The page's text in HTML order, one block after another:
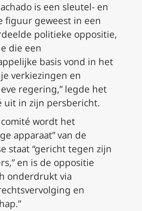
is een sleutel- en
figuur geweest in een
politieke oppositie,
die een
basis vond in het
verkiezingen en
regering,” legde het
uit in zijn persbericht.
wordt het
apparaat” van de
staat “gericht tegen zijn
en is de oppositie
onderdrukt via
en